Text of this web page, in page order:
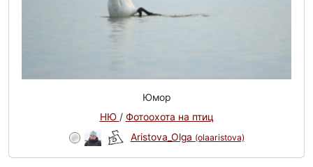
Юмор
НЮ / Фотоохота на птиц
Aristova_Olga (olaaristova)